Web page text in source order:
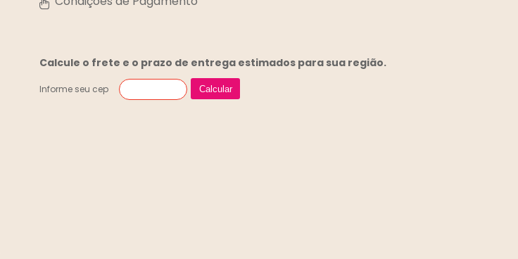
Calcule o frete e o prazo de entrega estimados para sua região.
Informe seu cep Calcular